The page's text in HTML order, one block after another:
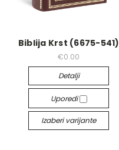
Biblija Krst (6675-541)
€0.00
Detalji
Uporedi
Izaberi varijante